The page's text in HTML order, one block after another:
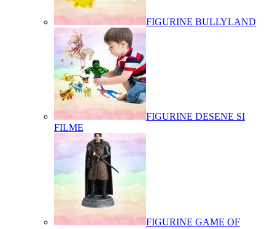
FIGURINE BULLYLAND
FIGURINE DESENE SI
FILME
FIGURINE GAME OF